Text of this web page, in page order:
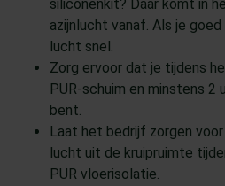
siliconenkit? Daar komt in
azijnlucht vanaf. Als je
lucht snel.
Zorg ervoor dat je tijdens
PUR-schuim en minstens 2
bent.
Laat het bedrijf zorgen
lucht uit de kruipruimte
PUR vloerisolatie.